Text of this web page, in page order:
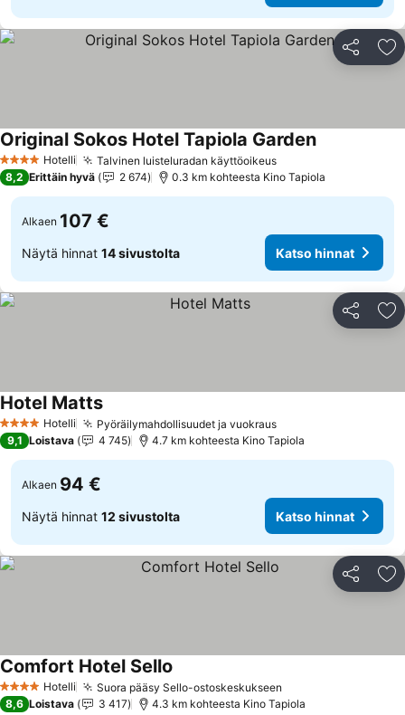
Jaa
4 Tähtiluokitus
Hotelli Talvinen luisteluradan käyttöoikeusKatso hinnat
Original Sokos Hotel Tapiola GardenKatso hinnat
8,2 Erittäin hyvä 2 674 0.3 km kohteesta Kino Tapiola
Alkaen 107 €
Näytä hinnat 14 sivustolta Katso hinnat
Jaa
4 Tähtiluokitus
Hotelli Pyöräilymahdollisuudet ja vuokrausKatso hinnat
Hotel MattsKatso hinnat
9,1 Loistava 4 745 4.7 km kohteesta Kino Tapiola
Alkaen 94 €
Näytä hinnat 12 sivustolta Katso hinnat
Jaa
4 Tähtiluokitus
Hotelli Suora pääsy Sello-ostoskeskukseen
Comfort Hotel Sello
8,6 Loistava 3 417 4.3 km kohteesta Kino Tapiola